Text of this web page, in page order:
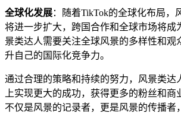
全球化发展：随着TikTok的全球化布局，
将进一步扩大，跨国合作和全球市场将成
景类达人需要关注全球风景的多样性和观
升自己的国际化竞争力。
通过合理的策略和持续的努力，风景类达
上实现更大的成功，获得更多的粉丝和商
不仅是风景的记录者，更是风景的传播者